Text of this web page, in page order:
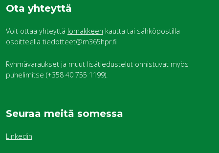
Ota yhteyttä
Voit ottaa yhteyttä lomakkeen kautta tai sähköpostilla
osoitteella tiedotteet@m365hpr.fi
Ryhmävaraukset ja muut lisätiedustelut onnistuvat myös
puhelimitse (+358 40 755 1199).
Seuraa meitä somessa
Linkedin